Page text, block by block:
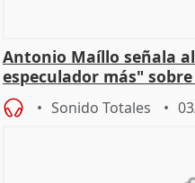
Antonio Maíllo señala
especulador más"
Becerril
Sonido Totales